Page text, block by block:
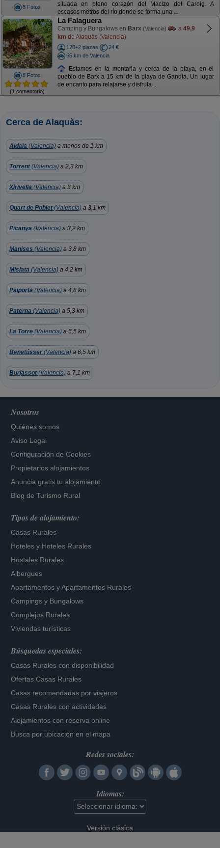
8 Fotos
situada en pleno corazón del Macizo del Caroig. A
escasos metros del rÍo donde se forma una ...
8 Fotos
(1 comentario)
La Falaguera
Camping y Bungalows en Barx (Valencia) a 49,9
km de Alaquàs (Valencia)
120+2 plazas
24 €
65 km de Valencia
Estamos en la montaña y cerca de la playa, en el
pueblo de Barx a 15 km de la playa de Gandía. Un lugar
de encanto para relajarse y disfruta ...
Cerca de Alaquàs:
Aldaia (Valencia) a menos de 1 km
Torrent(Valencia) a 2,3 km
Xirivella (Valencia) a 3 km
Quart de Poblet(Valencia) a 3,1 km
Picanya (Valencia) a 3,2 km
Manises (Valencia) a 3,8 km
Mislata (Valencia) a 4,2 km
Paiporta (Valencia) a 4,8 km
Paterna (Valencia) a 5,3 km
La Torre (Valencia) a 6,5 km
Benetússer (Valencia) a 6,5 km
Burjassot(Valencia) a 7,1 km
Nosotros
Quiénes somos
Aviso Legal
Configuración de Cookies
Propietarios alojamientos
Anuncia gratis tu alojamiento
Blog de Turismo Rural
Tipos de alojamiento:
Casas Rurales
Hoteles y Hoteles Rurales
Hostales Rurales
Albergues
Apartamentos yApartamentos Rurales
Campings y Bungalows
Complejos Rurales
Viviendas turísticas
Búsquedas especiales:
Casas Rurales con disponibilidad
Ofertas Casas Rurales
Casas recomendadas por viajeros
Casas Rurales con actividades
Alojamientos con reserva online
Busca por ubicación en el mapa
Redes sociales:
Idiomas:
Versión clásica